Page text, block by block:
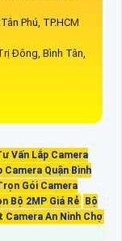
Phú, TP.HCM
Đông, Bình Tân,
Vấn Lắp Camera
Camera Quận Bình
Gói Camera
Bộ 2MP Giá Rẻ
Bộ
Camera An Ninh Chợ